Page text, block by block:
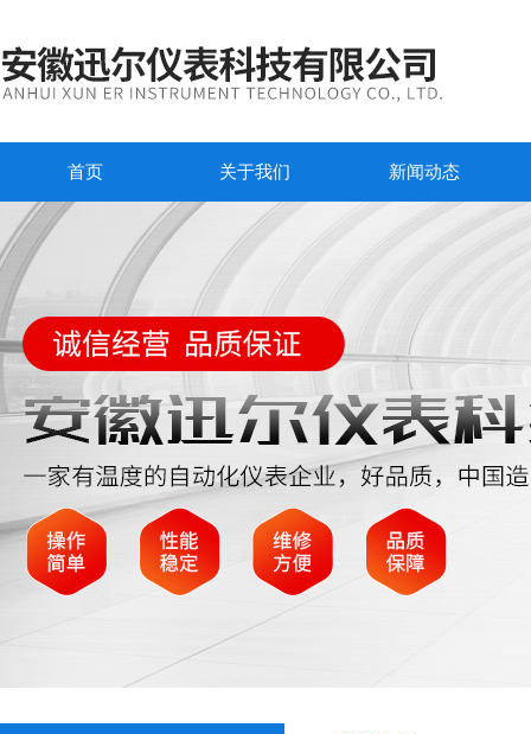
首页 关于我们 新闻动态